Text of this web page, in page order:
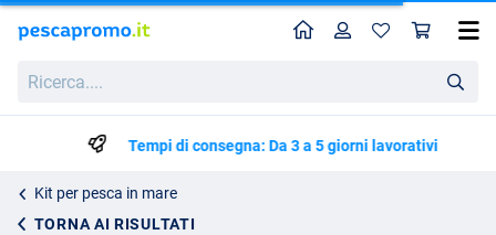
HomeProfilo
Tempi di consegna: Da 3 a 5 giorni lavorativi
Kit per pesca in mare
TORNA AI RISULTATI
Oceancast Sea Spirit Set